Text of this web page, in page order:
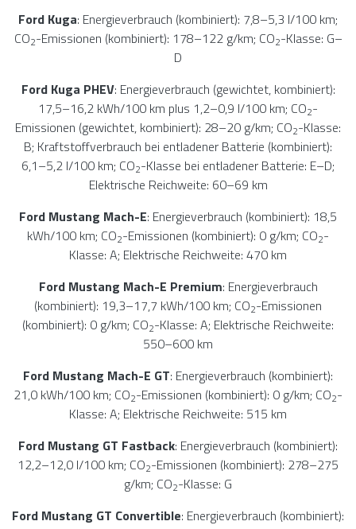
Ford Kuga: Energieverbrauch (kombiniert): 7,8–5,3 l/100 km;
CO2-Emissionen (kombiniert): 178–122 g/km; CO2-Klasse: G–
D
Ford Kuga PHEV: Energieverbrauch (gewichtet, kombiniert):
17,5–16,2 kWh/100 km plus 1,2–0,9 l/100 km; CO2-
Emissionen (gewichtet, kombiniert): 28–20 g/km; CO2-Klasse:
B; Kraftstoffverbrauch bei entladener Batterie (kombiniert):
6,1–5,2 l/100 km; CO2-Klasse bei entladener Batterie: E–D;
Elektrische Reichweite: 60–69 km
Ford Mustang Mach-E: Energieverbrauch (kombiniert): 18,5
kWh/100 km; CO2-Emissionen (kombiniert): 0 g/km; CO2-
Klasse: A; Elektrische Reichweite: 470 km
Ford Mustang Mach-E Premium: Energieverbrauch
(kombiniert): 19,3–17,7 kWh/100 km; CO2-Emissionen
(kombiniert): 0 g/km; CO2-Klasse: A; Elektrische Reichweite:
550–600 km
Ford Mustang Mach-E GT: Energieverbrauch (kombiniert):
21,0 kWh/100 km; CO2-Emissionen (kombiniert): 0 g/km; CO2-
Klasse: A; Elektrische Reichweite: 515 km
Ford Mustang GT Fastback: Energieverbrauch (kombiniert):
12,2–12,0 l/100 km; CO2-Emissionen (kombiniert): 278–275
g/km; CO2-Klasse: G
Ford Mustang GT Convertible: Energieverbrauch (kombiniert):